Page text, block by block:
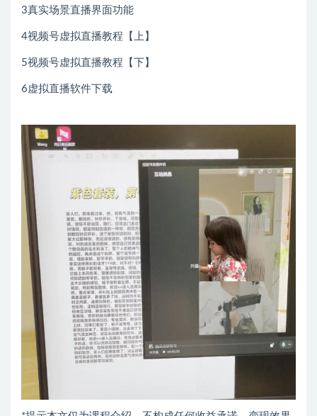
3真实场景直播界面功能
4视频号虚拟直播教程【上】
5视频号虚拟直播教程【下】
6虚拟直播软件下载